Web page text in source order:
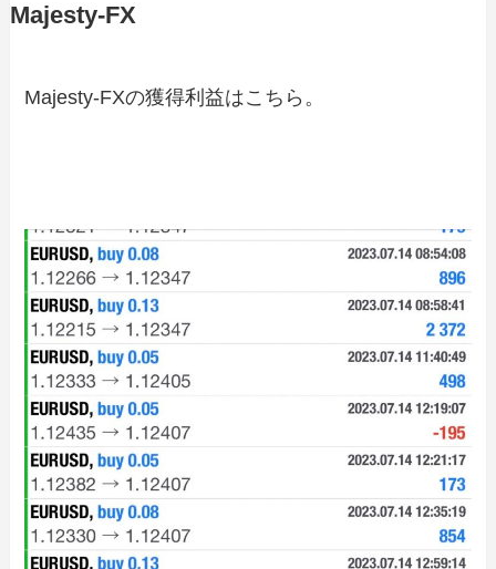
Majesty-FX
Majesty-FXの獲得利益はこちら。